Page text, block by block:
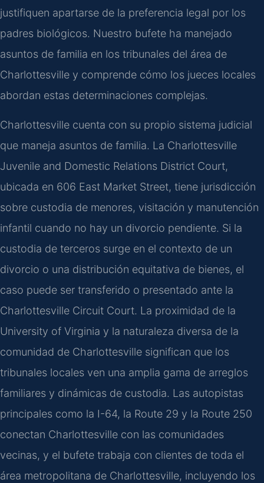
justifiquen apartarse de la preferencia legal por los
padres biológicos. Nuestro bufete ha manejado
asuntos de familia en los tribunales del área de
Charlottesville y comprende cómo los jueces locales
abordan estas determinaciones complejas.
Charlottesville cuenta con su propio sistema judicial
que maneja asuntos de familia. La Charlottesville
Juvenile and Domestic Relations District Court,
ubicada en 606 East Market Street, tiene jurisdicción
sobre custodia de menores, visitación y manutención
infantil cuando no hay un divorcio pendiente. Si la
custodia de terceros surge en el contexto de un
divorcio o una distribución equitativa de bienes, el
caso puede ser transferido o presentado ante la
Charlottesville Circuit Court. La proximidad de la
University of Virginia y la naturaleza diversa de la
comunidad de Charlottesville significan que los
tribunales locales ven una amplia gama de arreglos
familiares y dinámicas de custodia. Las autopistas
principales como la I-64, la Route 29 y la Route 250
conectan Charlottesville con las comunidades
vecinas, y el bufete trabaja con clientes de toda el
área metropolitana de Charlottesville, incluyendo los